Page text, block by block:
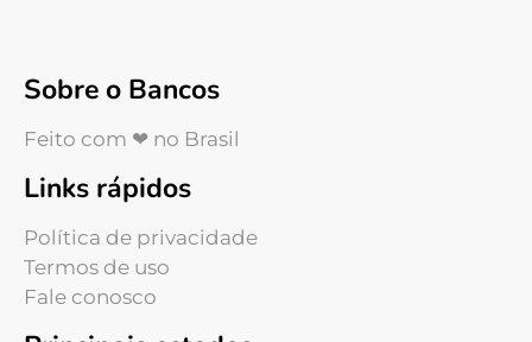
Sobre o Bancos
Feito com ❤ no Brasil
Links rápidos
Política de privacidade
Termos de uso
Fale conosco